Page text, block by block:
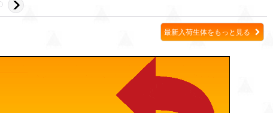
最新入荷生体をもっと見る